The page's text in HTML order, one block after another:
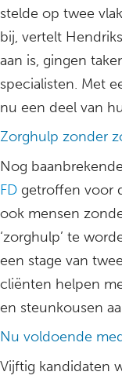
stelde op twee
bij, vertelt
aan is, gingen
specialisten. Met
nu een deel van
Zorghulp zonder
Nog
FD getroffen voor
ook mensen
‘zorghulp’ te
een stage van
cliënten helpen
en steunkousen
Nu voldoende
Vijftig kandidaten